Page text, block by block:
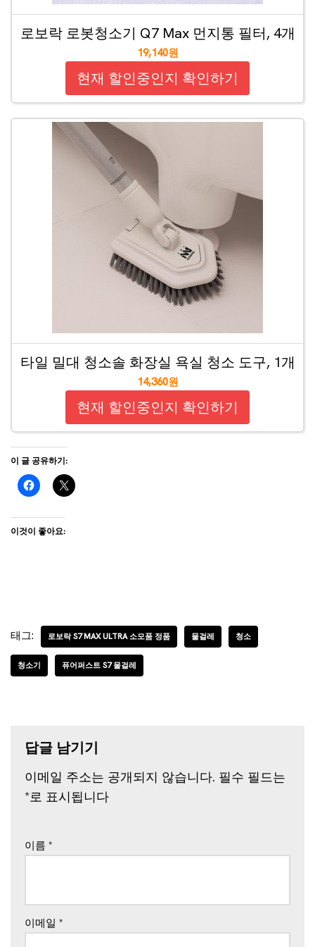
로보락 로봇청소기 Q7 Max 먼지통 필터, 4개
19,140원
현재 할인중인지 확인하기
타일 밀대 청소솔 화장실 욕실 청소 도구, 1개
14,360원
현재 할인중인지 확인하기
이 글 공유하기:
이것이 좋아요:
태그: 로보락 S7 MAX ULTRA 소모품 정품 물걸레 청소
청소기 퓨어퍼스트 S7 물걸레
답글 남기기
이메일 주소는 공개되지 않습니다. 필수 필드는
*로 표시됩니다
이름 *
이메일 *